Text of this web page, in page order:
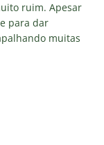
ruim. Apesar
para dar
muitas